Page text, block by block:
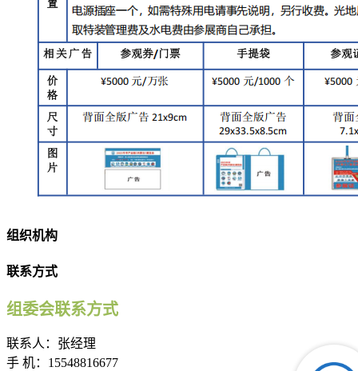
组织机构
联系方式
组委会联系方式
联系人：张经理
手 机：15548816677